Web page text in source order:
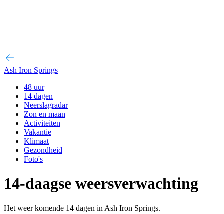
Ash Iron Springs
48 uur
14 dagen
Neerslagradar
Zon en maan
Activiteiten
Vakantie
Klimaat
Gezondheid
Foto's
14-daagse weersverwachting
Het weer komende 14 dagen in Ash Iron Springs.